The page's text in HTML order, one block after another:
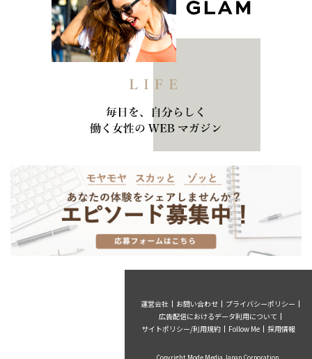
運営会社 お問い合わせ
プライバシーポリシー
広告配信におけるデータ利用について
サイトポリシー/利用規約
Follow Me 採用情報